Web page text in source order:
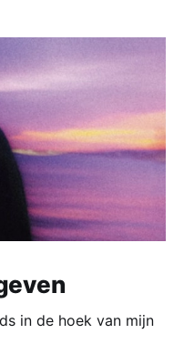
in de hoek van mijn